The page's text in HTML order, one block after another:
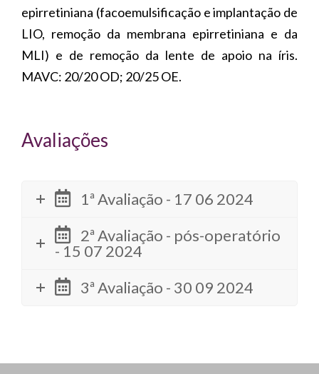
epirretiniana (facoemulsificação e implantação de
LIO, remoção da membrana epirretiniana e da
MLI) e de remoção da lente de apoio na íris.
MAVC: 20/20 OD; 20/25 OE.
Avaliações
1ª Avaliação - 17 06 2024
2ª Avaliação - pós-operatório
- 15 07 2024
3ª Avaliação - 30 09 2024